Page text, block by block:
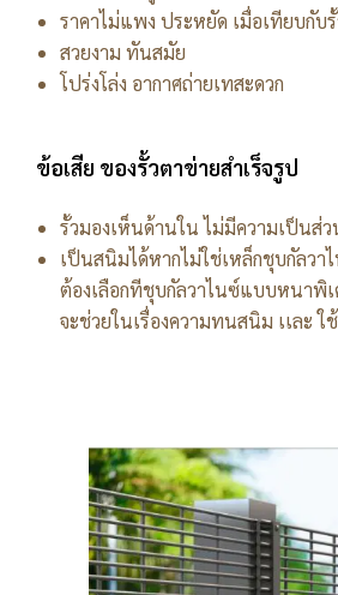
ราคาไม่แพง ประหยัด เมื่อเทียบกับ
สวยงาม ทันสมัย
โปร่งโล่ง อากาศถ่ายเทสะดวก
ข้อเสีย ของรั้วตาข่ายสำเร็จรูป
รั้วมองเห็นด้านใน ไม่มีความเป็นส่
เป็นสนิมได้หากไม่ใช่เหล็กชุบกัลวา
ต้องเลือกทีชุบกัลวาไนซ์แบบหนาพิ
จะช่วยในเรื่องความทนสนิม เเละ ใ